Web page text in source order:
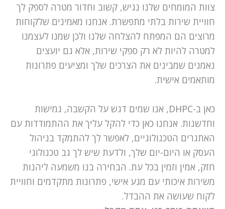
צוות המומחים שלנו נגיש, קשוב וחדור מטרה לספק לך
חוויית שירות בלתי מתפשרת. אנחנו מאמינים שלקוחות
מרוצים הם המפתח להצלחה שלנו ולכן שמנו לעצמנו
למטרה להיות לא רק ספקי שירות, אלא גם יועצים
נאמנים שמבינים את הצרכים שלך ומציעים פתרונות
מותאמים אישית.
כאן ב-DHPC, אנו שמים דגש על הקשבה, גמישות
וחדשנות. אנחנו כאן כדי להקל עליך את ההתמודדות עם
האתגרים הטכנולוגיים, לאפשר לך להתמקד בניהול
העסק או היום-יום שלך, ולדעת שיש לך גב טכנולוגי
חזק, אמין וזמין בכל עת. הבחירה בנו משמעה ליהנות
משירות איכותי עם מגע אישי, פתרונות מתקדמים וחוויית
לקוח שעושה את ההבדל.